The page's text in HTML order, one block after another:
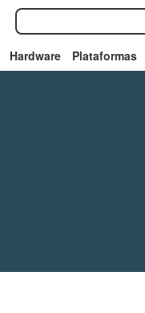
Hardware Plataformas